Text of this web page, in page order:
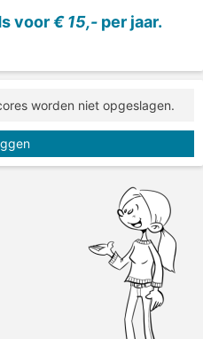
voor€ 15,- per jaar.
worden niet opgeslagen.